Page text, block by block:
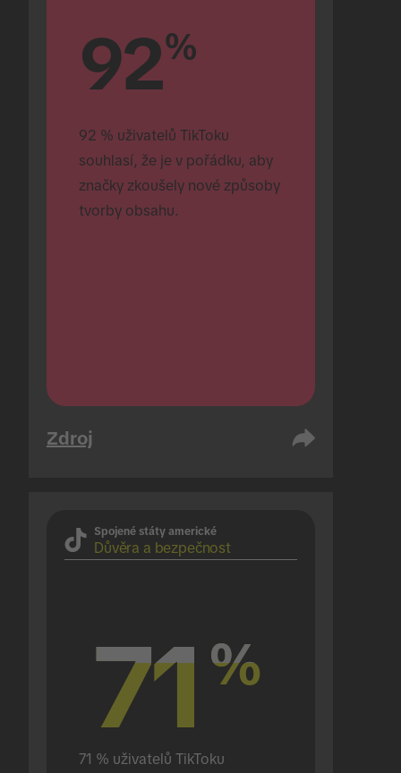
92%
92 % uživatelů TikToku
souhlasí, že je v pořádku, aby
značky zkoušely nové způsoby
tvorby obsahu.
Zdroj
Spojené státy americké
Důvěra a bezpečnost
71 %
71 %
71 % uživatelů TikToku